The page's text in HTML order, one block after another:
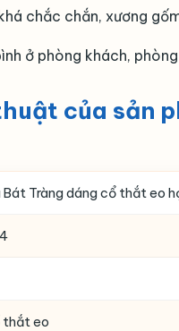
chắc chắn, xương
ở phòng khách,
của sản
Bát Tràng dáng cổ thắt eo
thắt eo